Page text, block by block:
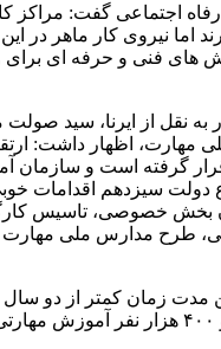
اجتماعی گفت: مراکز
اما نیروی کار ماهر در
های فنی و حرفه ای برای
به نقل از ایرنا، سید
مهارت، اظهار داشت:
گرفته است و سازمان
سیزدهم اقدامات
بخش خصوصی، تاسیس
طرح مدارس ملی مهارت
مدت زمان کمتر از دو سال